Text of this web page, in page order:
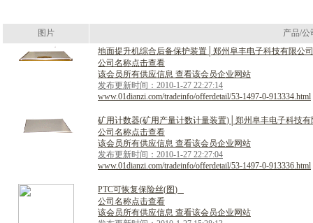
图片
产品/公
地面提升机综合后备保护装置 郑州阜丰电子科技有限公司
公司名称点击查看
该会员所有供应信息 查看该会员企业网站
发布更新时间：2010-1-27 22:27:14
www.01dianzi.com/tradeinfo/offerdetail/53-1497-0-913334.html
矿用计数器(矿用 产量计数计量装置) 郑州阜丰电子科技有
公司名称点击查看
该会员所有供应信息 查看该会员企业网站
发布更新时间：2010-1-27 22:27:04
www.01dianzi.com/tradeinfo/offerdetail/53-1497-0-913336.html
PTC可恢复保险丝(图)
公司名称点击查看
该会员所有供应信息 查看该会员企业网站